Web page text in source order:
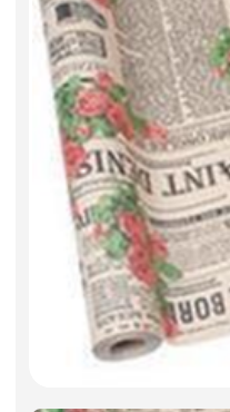
Искусственные цветы и растения
Декоративные вазы, кашпо
Фоамиран
Свечи
Игрушки мягкие